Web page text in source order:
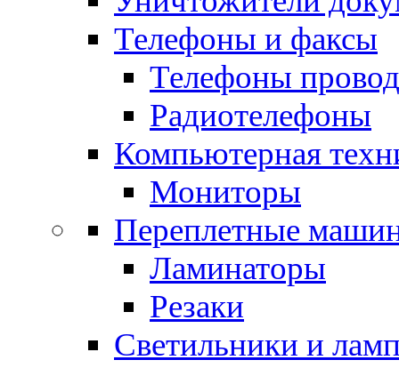
Телефоны и факсы
Телефоны
Радиотелефоны
Компьютерная
Мониторы
Переплетные
Ламинаторы
Резаки
Светильники и